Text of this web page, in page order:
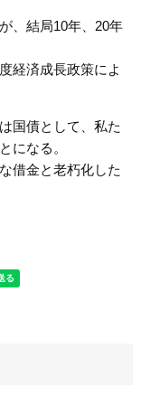
、結局10年、20年
経済成長政策によ
国債として、私た
になる。
借金と老朽化した